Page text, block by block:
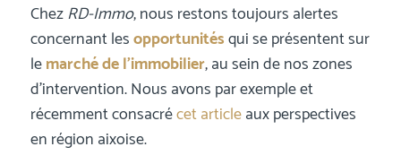
ChezRD-Immo, nous restons toujours alertes
concernant lesopportunitésqui se présentent sur
lemarché de l’immobilier, au sein de nos zones
d’intervention. Nous avons par exemple et
récemment consacrécet articleaux perspectives
en région aixoise.